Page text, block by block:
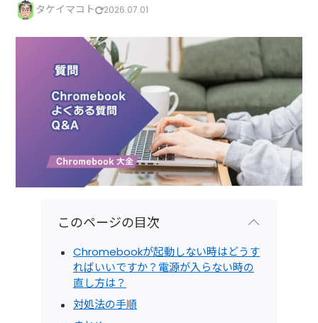
タケイマコト 2026.07.01
このページの目次
Chromebookが起動しない時はどうす
ればいいですか？電源が入らない時の
直し方は？
対処法の手順